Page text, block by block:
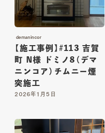
demanincor
【施工事例】#113 吉賀
町 N様 ドミノ8（デマ
ニンコア）チムニー煙
突施工
2026年1月5日